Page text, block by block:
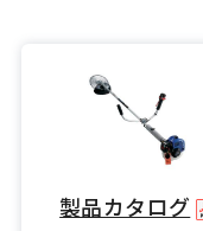
製品カタログ